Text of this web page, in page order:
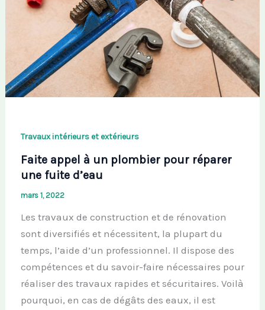
Travaux intérieurs et extérieurs
Faite appel à un plombier pour réparer
une fuite d’eau
mars 1, 2022
Les travaux de construction et de rénovation
sont diversifiés et nécessitent, la plupart du
temps, l’aide d’un professionnel. Il dispose des
compétences et du savoir-faire nécessaires pour
réaliser des travaux rapides et sécuritaires. Voilà
pourquoi, en cas de dégâts des eaux, il est